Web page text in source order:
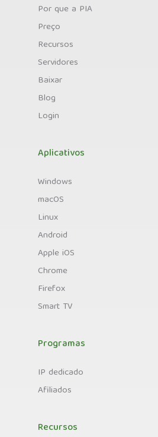
Por que a PIA
Preço
Recursos
Servidores
Baixar
Blog
Login
Aplicativos
Windows
macOS
Linux
Android
Apple iOS
Chrome
Firefox
Smart TV
Programas
IP dedicado
Afiliados
Recursos